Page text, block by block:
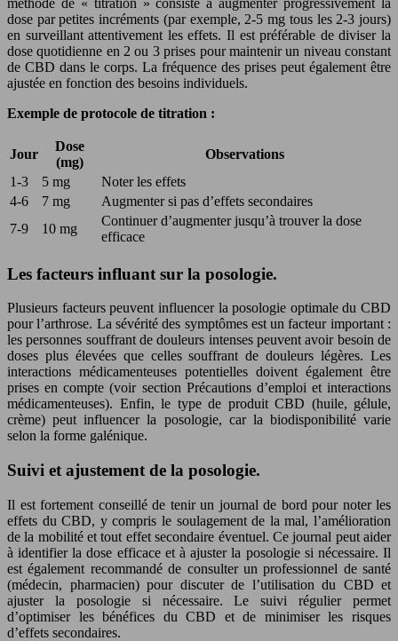
dose par petites incréments (par exemple, 2-5 mg tous les 2-3 jours)
en surveillant attentivement les effets. Il est préférable de diviser la
dose quotidienne en 2 ou 3 prises pour maintenir un niveau constant
de CBD dans le corps. La fréquence des prises peut également être
ajustée en fonction des besoins individuels.
Exemple de protocole de titration :
Jour
Dose
(mg)
Observations
1-3
5 mg
Noter les effets
4-6
7 mg
Augmenter si pas d’effets secondaires
7-9
10 mg
Continuer d’augmenter jusqu’à trouver la dose
efficace
Les facteurs influant sur la posologie.
Plusieurs facteurs peuvent influencer la posologie optimale du CBD
pour l’arthrose. La sévérité des symptômes est un facteur important :
les personnes souffrant de douleurs intenses peuvent avoir besoin de
doses plus élevées que celles souffrant de douleurs légères. Les
interactions médicamenteuses potentielles doivent également être
prises en compte (voir section Précautions d’emploi et interactions
médicamenteuses). Enfin, le type de produit CBD (huile, gélule,
crème) peut influencer la posologie, car la biodisponibilité varie
selon la forme galénique.
Suivi et ajustement de la posologie.
Il est fortement conseillé de tenir un journal de bord pour noter les
effets du CBD, y compris le soulagement de la mal, l’amélioration
de la mobilité et tout effet secondaire éventuel. Ce journal peut aider
à identifier la dose efficace et à ajuster la posologie si nécessaire. Il
est également recommandé de consulter un professionnel de santé
(médecin, pharmacien) pour discuter de l’utilisation du CBD et
ajuster la posologie si nécessaire. Le suivi régulier permet
d’optimiser les bénéfices du CBD et de minimiser les risques
d’effets secondaires.